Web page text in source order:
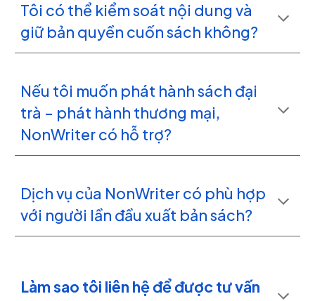
Tôi có thể kiểm soát nội dung và
giữ bản quyền cuốn sách không?
Nếu tôi muốn phát hành sách đại
trà – phát hành thương mại,
NonWriter có hỗ trợ?
Dịch vụ của NonWriter có phù hợp
với người lần đầu xuất bản sách?
Làm sao tôi liên hệ để được tư vấn